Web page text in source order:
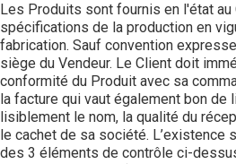
Les Produits sont fournis en l'état au
spécifications de la production en
fabrication. Sauf convention
siège du Vendeur. Le Client doit
conformité du Produit avec sa
la facture qui vaut également bon de
lisiblement le nom, la qualité du
le cachet de sa société. L’existence
des 3 éléments de contrôle ci-